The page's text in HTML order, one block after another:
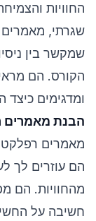
החוויות
שגרתי, מאמרים
שמקשר בין
הקורס. הם
ומדגימים כיצד
הבנת מאמרים
מאמרים
הם עוזרים לך
מהחוויות. הם
חשיבה על